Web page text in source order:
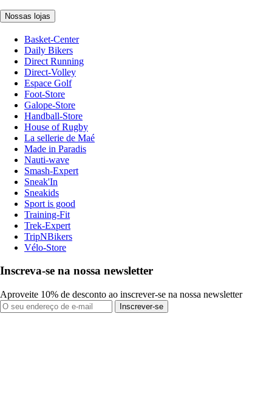
Nossas lojas
Basket-Center
Daily Bikers
Direct Running
Direct-Volley
Espace Golf
Foot-Store
Galope-Store
Handball-Store
House of Rugby
La sellerie de Maé
Made in Paradis
Nauti-wave
Smash-Expert
Sneak'In
Sneakids
Sport is good
Training-Fit
Trek-Expert
TripNBikers
Vélo-Store
Inscreva-se na nossa newsletter
Aproveite 10% de desconto ao inscrever-se na nossa newsletter
Inscrever-se